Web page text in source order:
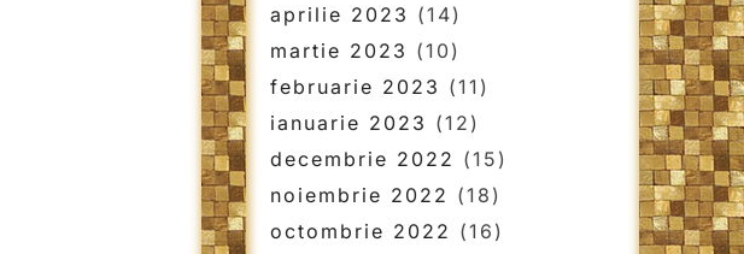
aprilie 2023 (14)
martie 2023 (10)
februarie 2023 (11)
ianuarie 2023 (12)
decembrie 2022 (15)
noiembrie 2022 (18)
octombrie 2022 (16)